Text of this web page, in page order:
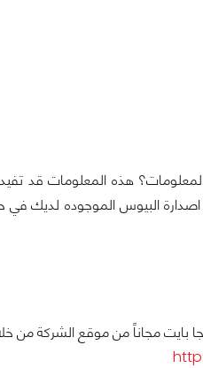
المعلومات؟ هذه المعلومات
البيوس الموجوده لديك